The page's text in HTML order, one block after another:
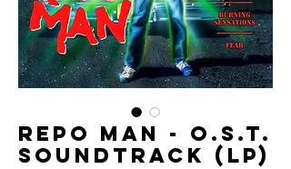
REPO MAN - O.S.T.
Soundtrack (LP)